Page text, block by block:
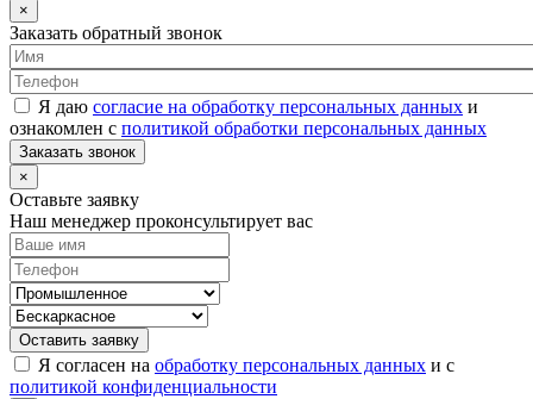
×
Заказать обратный звонок
Я даю согласие на обработку персональных данных и
ознакомлен с политикой обработки персональных данных
Заказать звонок
×
Оставьте заявку
Наш менеджер проконсультирует вас
Оставить заявку
Я согласен на обработку персональных данных и с
политикой конфиденциальности